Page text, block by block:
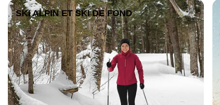
SKI ALPIN ET SKI DE FOND